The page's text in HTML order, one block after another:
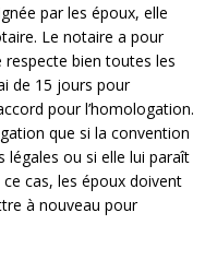
par les époux, elle
Le notaire a pour
bien toutes les
de 15 jours pour
pour l’homologation.
que si la convention
légales ou si elle lui paraît
cas, les époux doivent
à nouveau pour